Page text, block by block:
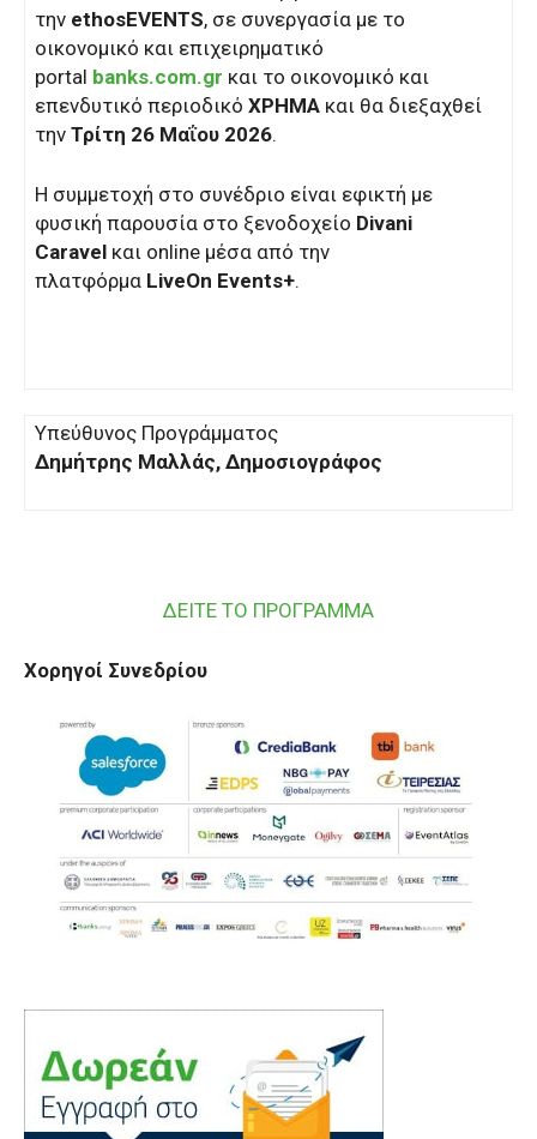
την ethosEVENTS, σε συνεργασία με το
οικονομικό και επιχειρηματικό
portal banks.com.gr και το οικονομικό και
επενδυτικό περιοδικό ΧΡΗΜΑ και θα διεξαχθεί
την Τρίτη 26 Μαΐου 2026.
Η συμμετοχή στο συνέδριο είναι εφικτή με
φυσική παρουσία στο ξενοδοχείο Divani
Caravel και online μέσα από την
πλατφόρμα LiveOn Events+.
Υπεύθυνος Προγράμματος
Δημήτρης Μαλλάς, Δημοσιογράφος
ΔΕΙΤΕ ΤΟ ΠΡΟΓΡΑΜΜΑ
Χορηγοί Συνεδρίου